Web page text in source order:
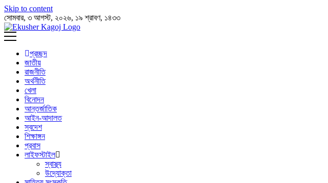
Skip to content
সোমবার, ৩ আগস্ট, ২০২৬, ১৯ শ্রাবণ, ১৪৩৩
প্রচ্ছদ
জাতীয়
রাজনীতি
অর্থনীতি
খেলা
বিনোদন
আন্তর্জাতিক
আইন-আদালত
স্বদেশ
শিক্ষাঙ্গন
প্রবাস
লাইফস্টাইল
স্বাস্থ্য
উদ্যোক্তা